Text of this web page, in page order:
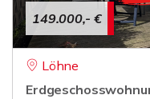
149.000,- €
Löhne